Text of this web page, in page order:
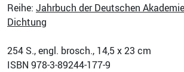
Reihe: Jahrbuch der Deutschen
Dichtung
254 S., engl. brosch., 14,5 x 23 cm
ISBN 978-3-89244-177-9